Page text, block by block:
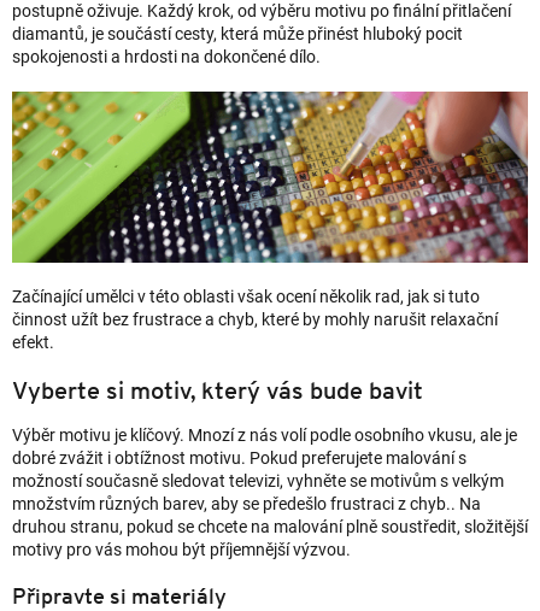
postupně oživuje. Každý krok, od výběru motivu po finální přitlačení
diamantů, je součástí cesty, která může přinést hluboký pocit
spokojenosti a hrdosti na dokončené dílo.
Začínající umělci v této oblasti však ocení několik rad, jak si tuto
činnost užít bez frustrace a chyb, které by mohly narušit relaxační
efekt.
Vyberte si motiv, který vás bude bavit
Výběr motivu je klíčový. Mnozí z nás volí podle osobního vkusu, ale je
dobré zvážit i obtížnost motivu. Pokud preferujete malování s
možností současně sledovat televizi, vyhněte se motivům s velkým
množstvím různých barev, aby se předešlo frustraci z chyb.. Na
druhou stranu, pokud se chcete na malování plně soustředit, složitější
motivy pro vás mohou být příjemnější výzvou.
Připravte si materiály